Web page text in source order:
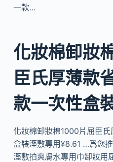
一款…
化妝棉卸妝
臣氏厚薄款
款一次性盒
化妝棉卸妝棉1000片屈臣
盒裝溼敷專用¥8.61 …爲您
溼敷拍爽膚水專用巾卸妝用